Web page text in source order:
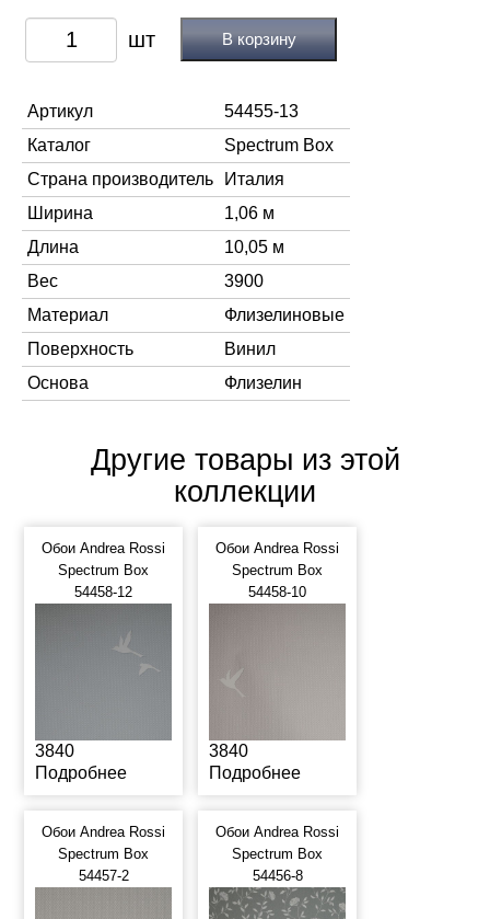
В корзину
Артикул
54455-13
Каталог
Spectrum Box
Страна производитель
Италия
Ширина
1,06 м
Длина
10,05 м
Вес
3900
Материал
Флизелиновые
Поверхность
Винил
Основа
Флизелин
Другие товары из этой
коллекции
Обои Andrea Rossi
Spectrum Box
54458-12
3840
Подробнее
Обои Andrea Rossi
Spectrum Box
54458-10
3840
Подробнее
Обои Andrea Rossi
Spectrum Box
54457-2
Обои Andrea Rossi
Spectrum Box
54456-8